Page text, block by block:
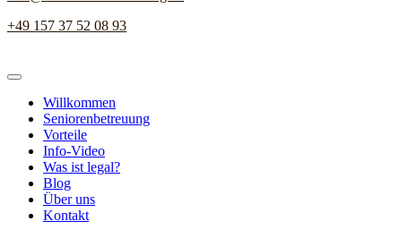
+49 157 37 52 08 93
Willkommen
Seniorenbetreuung
Vorteile
Info-Video
Was ist legal?
Blog
Über uns
Kontakt